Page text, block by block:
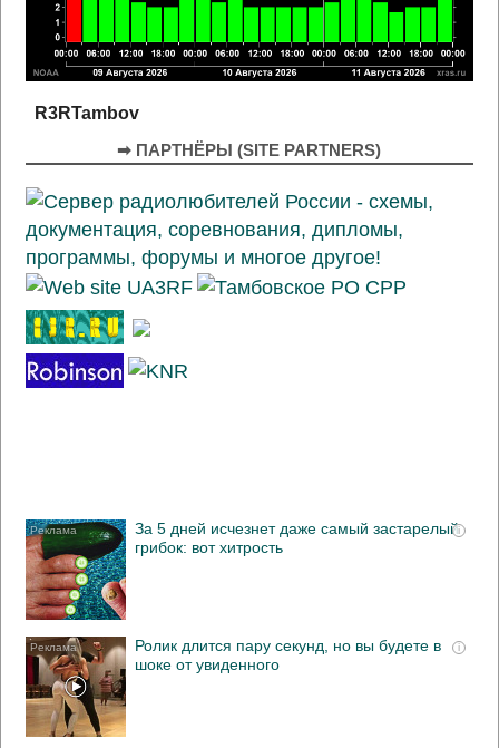
R3RTambov
➡ ПАРТНЁРЫ (SITE PARTNERS)
i
За 5 дней исчезнет даже самый застарелый
грибок: вот хитрость
i
Ролик длится пару секунд, но вы будете в
шоке от увиденного